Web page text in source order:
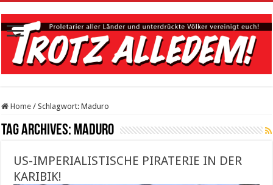
Home / Schlagwort:Maduro
Tag Archives: Maduro
US-IMPERIALISTISCHE PIRATERIE IN DER
KARIBIK!